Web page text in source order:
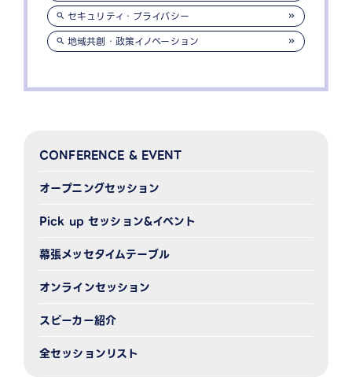
CONFERENCE & EVENT
オープニングセッション
Pick up セッション&イベント
幕張メッセタイムテーブル
オンラインセッション
スピーカー紹介
全セッションリスト
セキュリティ・プライバシー
地域共創・政策イノベーション